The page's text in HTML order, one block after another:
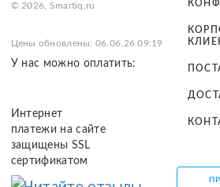
© 2026, Smartiq.ru
Цены обновлены: 06.06.26 09:19
У нас можно оплатить:
Интернет
платежи на сайте
защищены SSL
сертификатом